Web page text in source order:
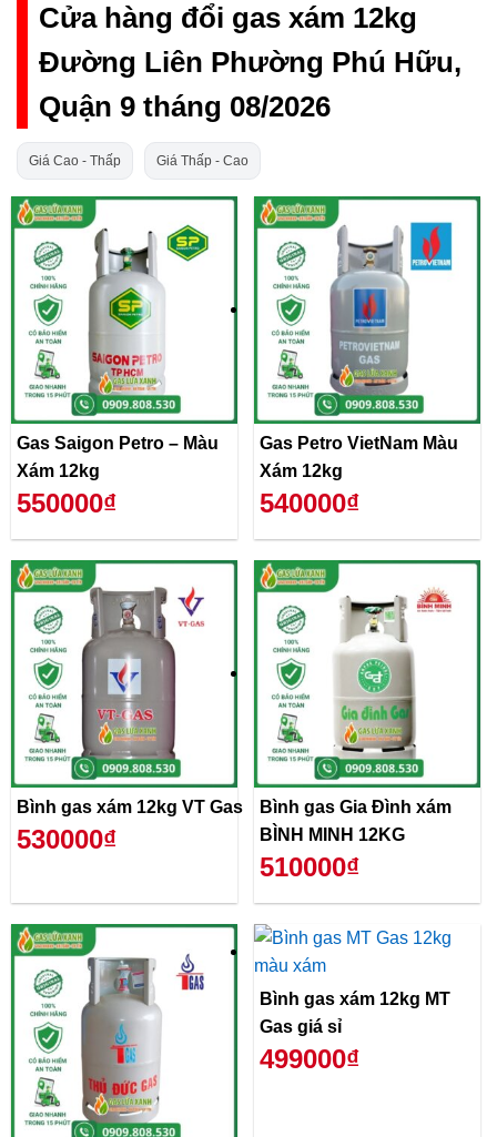
Cửa hàng đổi gas xám 12kg
Đường Liên Phường Phú Hữu,
Quận 9 tháng 08/2026
Giá Cao - Thấp Giá Thấp - Cao
Gas Saigon Petro – Màu
Xám 12kg
550000₫
Gas Petro VietNam Màu
Xám 12kg
540000₫
Bình gas xám 12kg VT Gas
530000₫
Bình gas Gia Đình xám
BÌNH MINH 12KG
510000₫
Bình gas xám 12kg MT
Gas giá sỉ
499000₫